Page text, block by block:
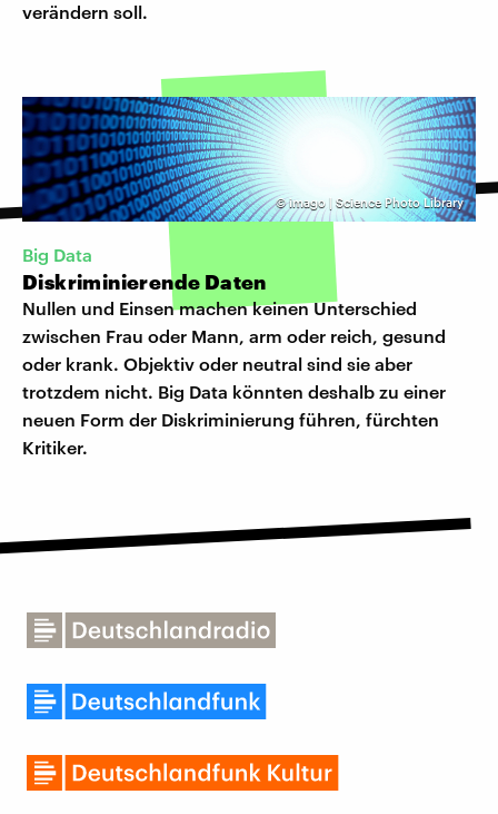
verändern soll.
©imago | Science Photo Library
Big Data
Diskriminierende Daten
Nullen und Einsen machen keinen Unterschied
zwischen Frau oder Mann, arm oder reich, gesund
oder krank. Objektiv oder neutral sind sie aber
trotzdem nicht. Big Data könnten deshalb zu einer
neuen Form der Diskriminierung führen, fürchten
Kritiker.